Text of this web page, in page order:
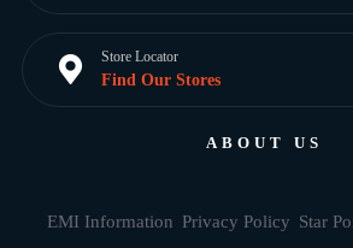
Store Locator
Find Our Stores
ABOUT US
EMI Information Privacy Policy Star